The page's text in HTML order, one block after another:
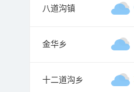
八道沟镇
金华乡
十二道沟乡